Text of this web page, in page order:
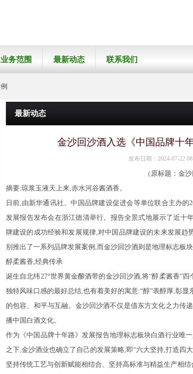
业务范围 最新动态 联系我们
最新动态
金沙回沙酒入选《中国品牌十
发布日期：2024-07-22
（原标题：金
摘要:琼浆玉液天上来,赤水河谷酱酒香。
日前,由新华通讯社、中国品牌建设促进会等单位联合主办的
发展报告发布会在浙江德清举行。报告全景式地展示了近十
牌建设的成功经验和发展规律,对中国品牌建设的未来发展
别推出了一系列品牌发展案例,而金沙回沙酒则是地理标志板
醇柔酱香,经典传承
诞生自北纬27°世界黄金酿酒带的金沙回沙酒,将“醇柔酱香”
独特风味口感的最好总结,也有着美好的寓意:“醇”表醇厚,彰
的包容、和平与互融。金沙回沙酒不仅是借东方文化之力传
播中国白酒文化。
作为《中国品牌十年路》发展报告地理标志板块白酒行业唯
之下,金沙酒业也确立了自己的发展策略,即“六大坚持,打造四
坚持传统工艺与创新赋能相结合、坚持高标准与精益生产相结